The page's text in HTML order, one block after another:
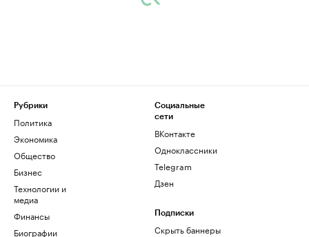
Рубрики
Политика
Экономика
Общество
Бизнес
Технологии и
медиа
Финансы
Биографии
Социальные
сети
ВКонтакте
Одноклассники
Telegram
Дзен
Подписки
Скрыть баннеры